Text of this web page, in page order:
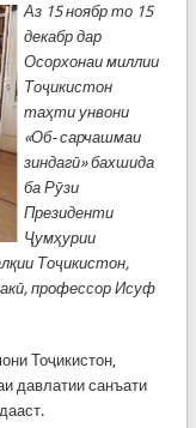
Аз 15 ноябр то 15
декабр дар
Осорхонаи миллии
Тоҷикистон
таҳти унвони
«Об- сарчашмаи
зиндагӣ» бахшида
ба Рӯзи
Президенти
Ҷумҳурии
Тоҷикистон,
профессор Исуф
Тоҷикистон,
давлатии санъати